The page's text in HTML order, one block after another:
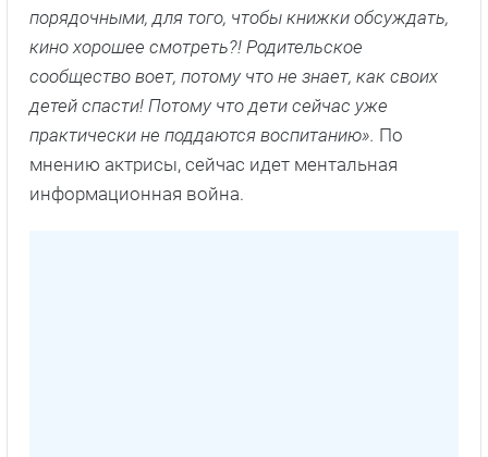
порядочными, для того, чтобы книжки обсуждать,
кино хорошее смотреть?! Родительское
сообщество воет, потому что не знает, как своих
детей спасти! Потому что дети сейчас уже
практически не поддаются воспитанию». По
мнению актрисы, сейчас идет ментальная
информационная война.